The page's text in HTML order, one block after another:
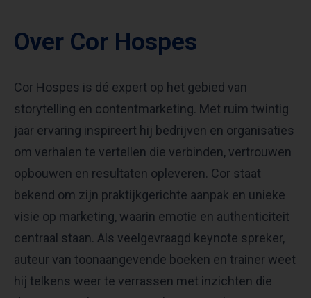
Over Cor Hospes
Cor Hospes is dé expert op het gebied van
storytelling en contentmarketing. Met ruim twintig
jaar ervaring inspireert hij bedrijven en organisaties
om verhalen te vertellen die verbinden, vertrouwen
opbouwen en resultaten opleveren. Cor staat
bekend om zijn praktijkgerichte aanpak en unieke
visie op marketing, waarin emotie en authenticiteit
centraal staan. Als veelgevraagd keynote spreker,
auteur van toonaangevende boeken en trainer weet
hij telkens weer te verrassen met inzichten die